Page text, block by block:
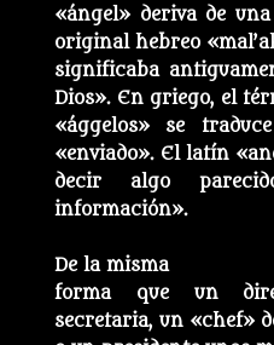
«ángel» deriva de
original hebreo
significaba
Dios». En griego, el
«ággelos» se
«enviado». El latín
decir algo
información».
De la misma
forma que un
secretaria, un «chef»